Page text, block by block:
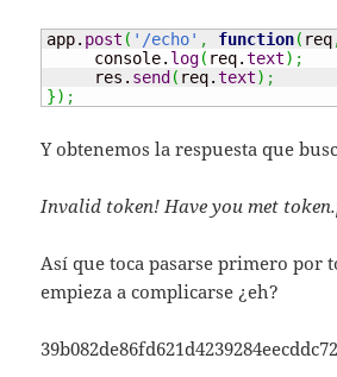
app. post ( '/echo' , function( req
     console.
log( req.text) ;
     res.
send ( req.text) ;
}) ;
Y obtenemos la respuesta que
Invalid token! Have you met
Así que toca pasarse primero por
empieza a complicarse ¿eh?